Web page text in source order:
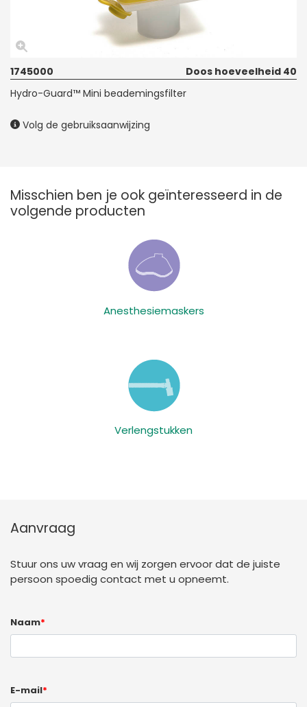
1745000
Doos hoeveelheid 40
Hydro-Guard™ Mini beademingsfilter
Volg de gebruiksaanwijzing
Misschien ben je ook geïnteresseerd in de
volgende producten
Anesthesiemaskers
Verlengstukken
Aanvraag
Stuur ons uw vraag en wij zorgen ervoor dat de juiste
persoon spoedig contact met u opneemt.
Naam*
E-mail*